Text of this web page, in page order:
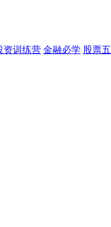
资训练营 金融必学 股票